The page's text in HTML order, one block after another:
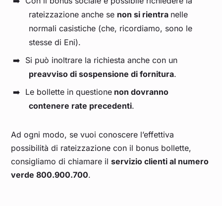
rateizzazione anche se non si rientra nelle
normali casistiche (che, ricordiamo, sono le
stesse di Eni).
Si può inoltrare la richiesta anche con un
preavviso di sospensione di fornitura.
Le bollette in questione non dovranno
contenere rate precedenti.
Ad ogni modo, se vuoi conoscere l’effettiva
possibilità di rateizzazione con il bonus bollette,
consigliamo di chiamare ilservizio clienti al numero
verde 800.900.700.